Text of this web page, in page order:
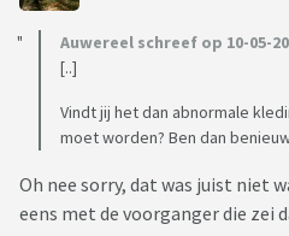
Auwereel schreef op 10-05-
[..]
Vindt jij het dan abnormale
moet worden? Ben dan
Oh nee sorry, dat was juist niet
eens met de voorganger die zei